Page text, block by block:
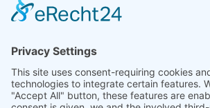
Brochure produit (PDF)